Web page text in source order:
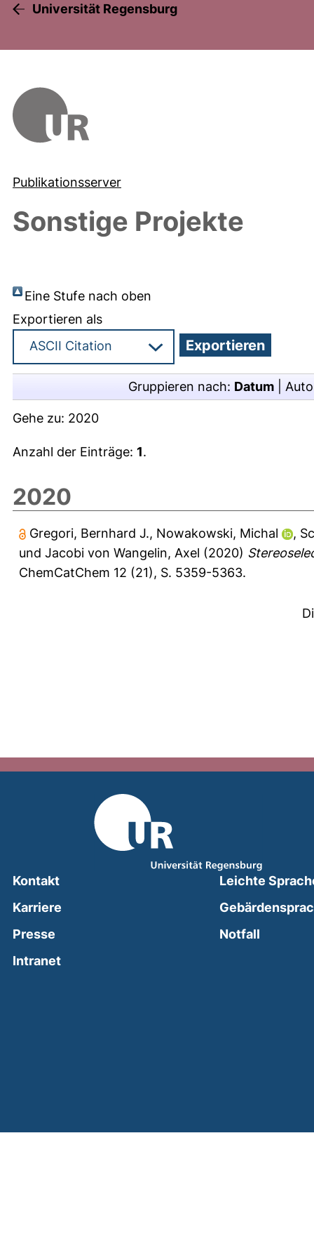
Universität Regensburg
Publikationsserver
Sonstige Projekte
Eine Stufe nach oben
Exportieren als
Gruppieren nach: Datum
Gehe zu: 2020
Anzahl der Einträge: 1.
2020
Gregori, Bernhard J., Nowakowski, Michal ,
und Jacobi von Wangelin, Axel (2020)
ChemCatChem 12 (21), S. 5359-5363.
Kontakt
Karriere
Presse
Intranet(external link, opens in a new window)
Leichte
Notfall